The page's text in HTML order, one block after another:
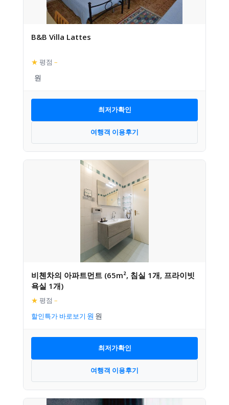
B&B Villa Lattes
★ 평점 –
최저가확인
여행객 이용후기
비첸차의 아파트먼트 (65m², 침실 1개, 프라이빗
욕실 1개)
★ 평점 –
할인특가 바로보기
최저가확인
여행객 이용후기